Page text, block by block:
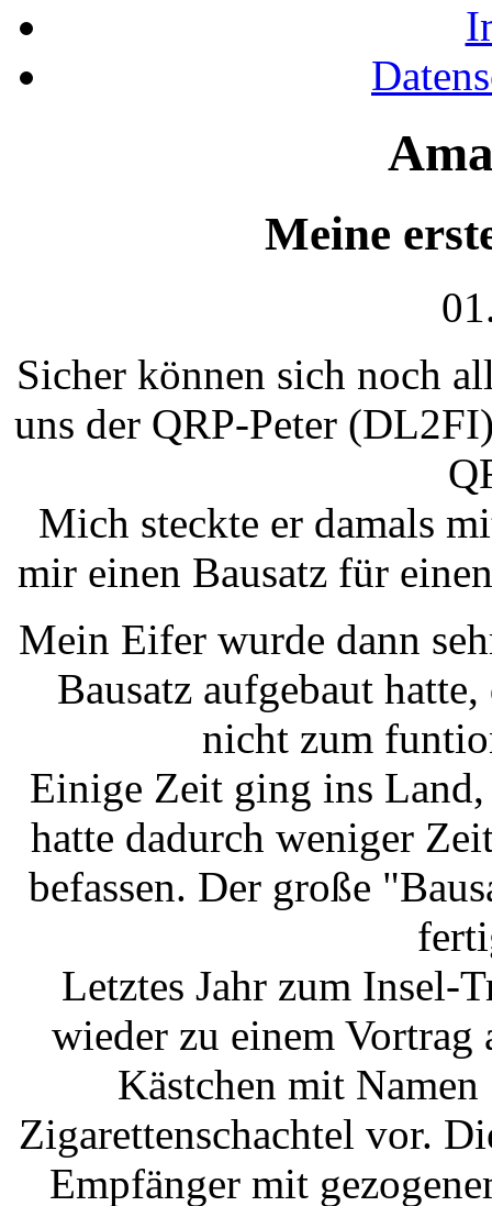
Meine
Sicher können sich noch
uns der QRP-Peter
Mich steckte er damals
mir einen Bausatz für
Mein Eifer wurde dann
Bausatz aufgebaut
nicht zum
Einige Zeit ging ins
hatte dadurch weniger
befassen. Der große
Letztes Jahr zum Insel-
wieder zu einem Vortrag
Kästchen mit
Zigarettenschachtel vor.
Empfänger mit